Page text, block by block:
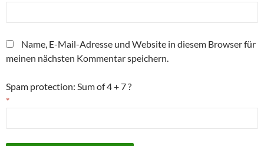
Name, E-Mail-Adresse und Website in diesem Browser für
meinen nächsten Kommentar speichern.
Spam protection: Sum of 4 + 7 ?
*